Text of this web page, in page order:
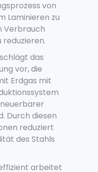
von
Laminieren zu
Verbrauch
reduzieren.
das
vor, die
Erdgas mit
Durch diesen
reduziert
des Stahls
arbeitet